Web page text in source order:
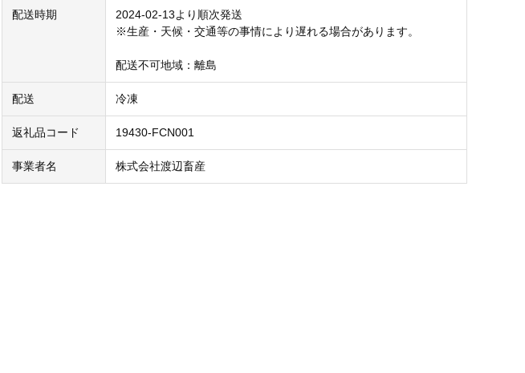
配送時期
2024-02-13より順次発送
※生産・天候・交通等の事情により遅れる場合があります。
配送不可地域：離島
配送 冷凍
返礼品コード 19430-FCN001
事業者名 株式会社渡辺畜産